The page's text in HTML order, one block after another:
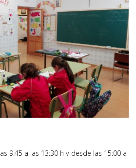
9:45 a las 13:30 h y desde las 15:00 a